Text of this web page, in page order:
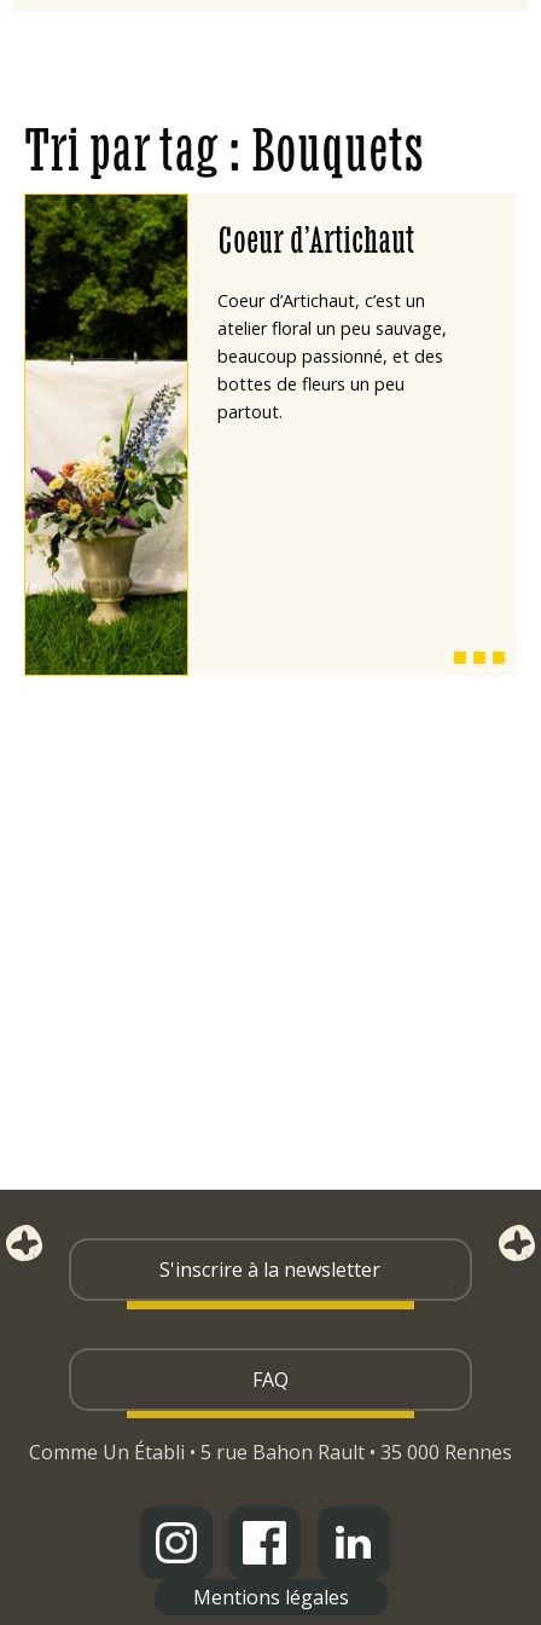
Tri par tag : Bouquets
Coeur d’Artichaut
Coeur d’Artichaut, c’est un
atelier floral un peu sauvage,
beaucoup passionné, et des
bottes de fleurs un peu
partout.
S'inscrire à la newsletter
FAQ
Comme Un Établi • 5 rue Bahon Rault • 35 000 Rennes
Mentions légales